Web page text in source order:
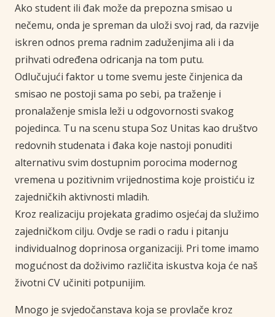
Ako student ili đak može da prepozna smisao u
nečemu, onda je spreman da uloži svoj rad, da razvije
iskren odnos prema radnim zaduženjima ali i da
prihvati određena odricanja na tom putu.
Odlučujući faktor u tome svemu jeste činjenica da
smisao ne postoji sama po sebi, pa traženje i
pronalaženje smisla leži u odgovornosti svakog
pojedinca. Tu na scenu stupa Soz Unitas kao društvo
redovnih studenata i đaka koje nastoji ponuditi
alternativu svim dostupnim porocima modernog
vremena u pozitivnim vrijednostima koje proistiću iz
zajedničkih aktivnosti mladih.
Kroz realizaciju projekata gradimo osjećaj da služimo
zajedničkom cilju. Ovdje se radi o radu i pitanju
individualnog doprinosa organizaciji. Pri tome imamo
mogućnost da doživimo različita iskustva koja će naš
životni CV učiniti potpunijim.
Mnogo je svjedočanstava koja se provlače kroz